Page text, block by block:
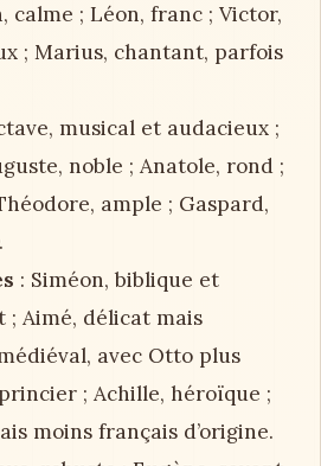
calme ; Léon, franc ; Victor,
; Marius, chantant, parfois
musical et audacieux ;
noble ; Anatole, rond ;
ample ; Gaspard,
.
: Siméon, biblique et
; Aimé, délicat mais
avec Otto plus
; Achille, héroïque ;
moins français d’origine.